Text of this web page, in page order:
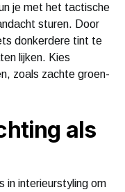
je met het tactische
sturen. Door
donkerdere tint te
lijken. Kies
zoals zachte groen-
als
in interieurstyling om